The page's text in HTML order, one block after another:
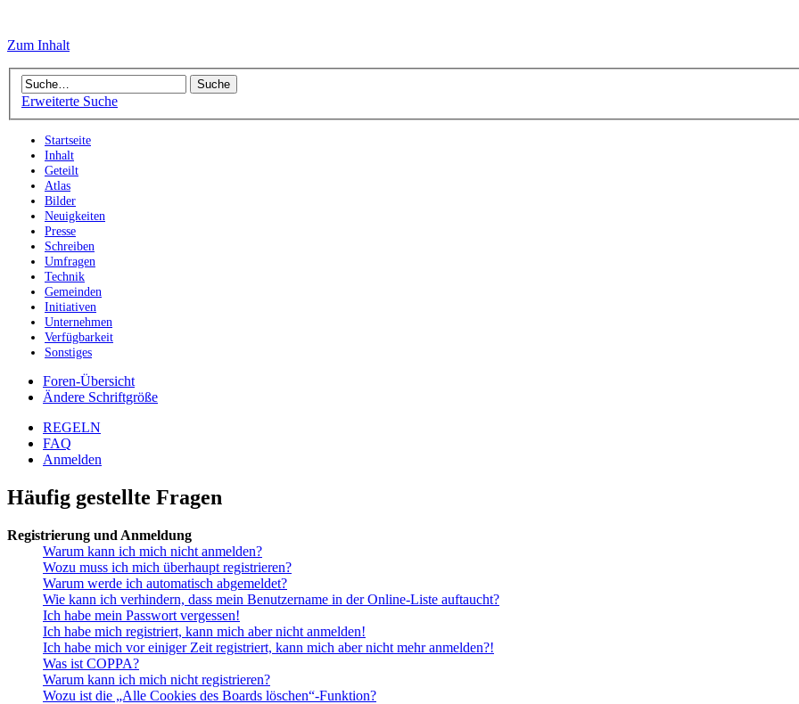
Zum Inhalt
Erweiterte Suche
Startseite
Inhalt
Geteilt
Atlas
Bilder
Neuigkeiten
Presse
Schreiben
Umfragen
Technik
Gemeinden
Initiativen
Unternehmen
Verfügbarkeit
Sonstiges
Foren-Übersicht
Ändere Schriftgröße
REGELN
FAQ
Anmelden
Häufig gestellte Fragen
Registrierung und Anmeldung
Warum kann ich mich nicht anmelden?
Wozu muss ich mich überhaupt registrieren?
Warum werde ich automatisch abgemeldet?
Wie kann ich verhindern, dass mein Benutzername in der Online-Liste auftaucht?
Ich habe mein Passwort vergessen!
Ich habe mich registriert, kann mich aber nicht anmelden!
Ich habe mich vor einiger Zeit registriert, kann mich aber nicht mehr anmelden?!
Was ist COPPA?
Warum kann ich mich nicht registrieren?
Wozu ist die „Alle Cookies des Boards löschen“-Funktion?